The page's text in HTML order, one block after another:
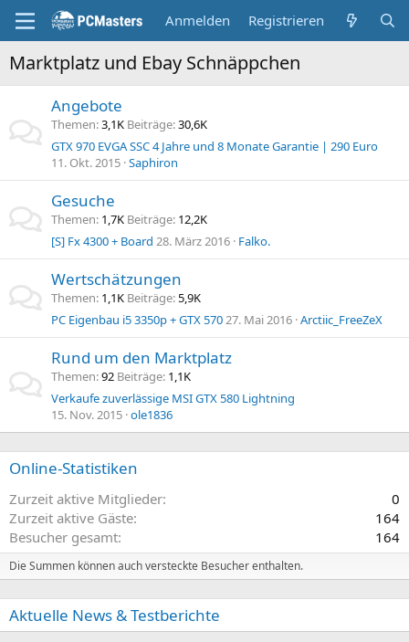
Anmelden Registrieren
Marktplatz und Ebay Schnäppchen
Angebote
Themen 3,1K Beiträge 30,6K
GTX 970 EVGA SSC 4 Jahre und 8 Monate Garantie | 290 Euro
11. Okt. 2015 Saphiron
Gesuche
Themen 1,7K Beiträge 12,2K
[S] Fx 4300 + Board 28. März 2016 Falko.
Wertschätzungen
Themen 1,1K Beiträge 5,9K
PC Eigenbau i5 3350p + GTX 57027. Mai 2016 Arctiic_FreeZeX
Rund um den Marktplatz
Themen 92 Beiträge 1,1K
Verkaufe zuverlässige MSI GTX 580 Lightning
15. Nov. 2015 ole1836
Online-Statistiken
Zurzeit aktive Mitglieder
0
Zurzeit aktive Gäste
164
Besucher gesamt
164
Die Summen können auch versteckte Besucher enthalten.
Aktuelle News & Testberichte